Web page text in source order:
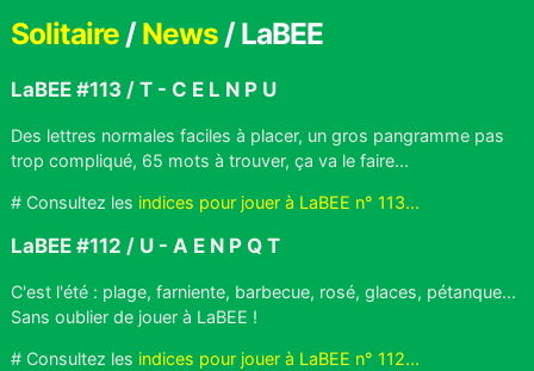
Solitaire/ News/ LaBEE
LaBEE #113 / T - C E L N P U
Des lettres normales faciles à placer, un gros pangramme pas
trop compliqué, 65 mots à trouver, ça va le faire...
# Consultez les indices pour jouer à LaBEE n° 113...
LaBEE #112 / U - A E N P Q T
C'est l'été : plage, farniente, barbecue, rosé, glaces, pétanque...
Sans oublier de jouer à LaBEE !
# Consultez les indices pour jouer à LaBEE n° 112...